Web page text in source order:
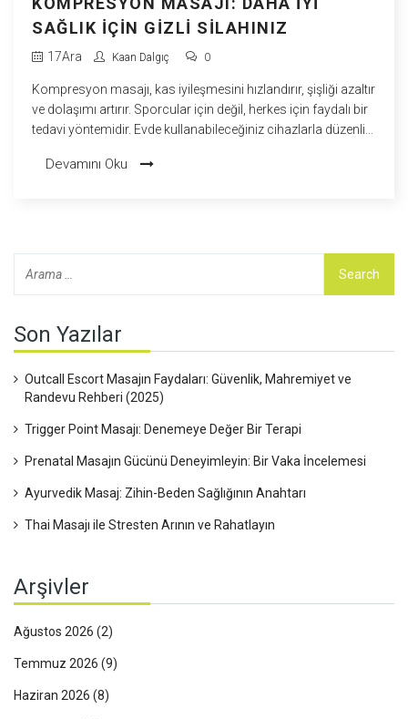
SAĞLIK İÇIN GIZLI SILAHINIZ
17Ara Kaan Dalgıç 0
Kompresyon masajı, kas iyileşmesini hızlandırır, şişliği azaltır
ve dolaşımı artırır. Sporcular için değil, herkes için faydalı bir
tedavi yöntemidir. Evde kullanabileceğiniz cihazlarla düzenli
Devamını Oku
Son Yazılar
Outcall Escort Masajın Faydaları: Güvenlik, Mahremiyet ve
Randevu Rehberi (2025)
Trigger Point Masajı: Denemeye Değer Bir Terapi
Prenatal Masajın Gücünü Deneyimleyin: Bir Vaka İncelemesi
Ayurvedik Masaj: Zihin-Beden Sağlığının Anahtarı
Thai Masajı ile Stresten Arının ve Rahatlayın
Arşivler
Ağustos 2026 (2)
Temmuz 2026 (9)
Haziran 2026 (8)